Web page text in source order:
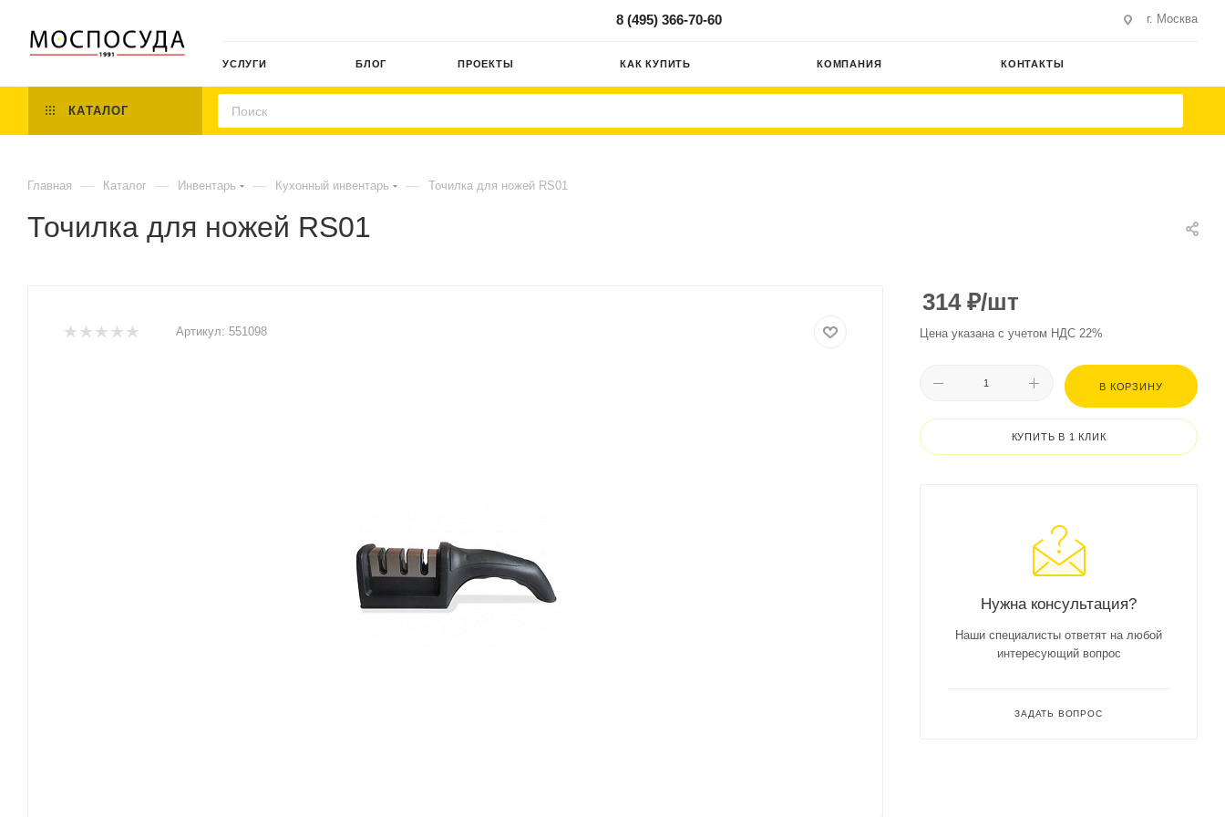
8 (495) 366-70-60 г. Москва
УСЛУГИ БЛОГ ПРОЕКТЫ КАК КУПИТЬ КОМПАНИЯ КОНТАКТЫ
КАТАЛОГ
Главная — Каталог — Инвентарь — Кухонный инвентарь — Точилка для ножей RS01
Точилка для ножей RS01
Артикул: 551098
314₽/шт
Цена указана с учетом НДС 22%
В КОРЗИНУ
КУПИТЬ В 1 КЛИК
Нужна консультация?
Наши специалисты ответят на любой
интересующий вопрос
ЗАДАТЬ ВОПРОС